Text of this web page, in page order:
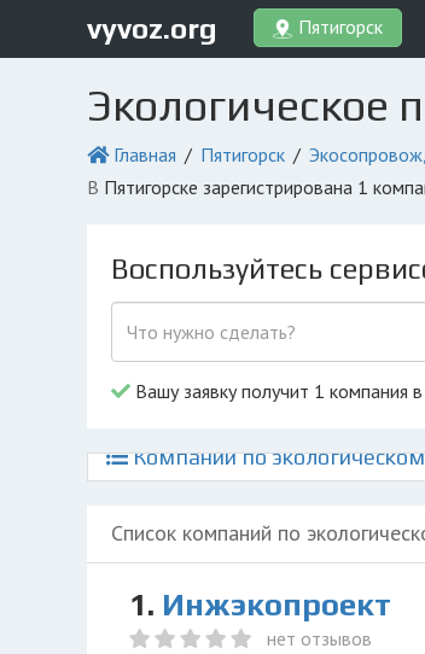
vyvoz.org Пятигорск
Экологическое
Главная Пятигорск
в Пятигорске зарегистрирована 1
Воспользуйтесь
Вашу заявку получит 1 компания
Компании по
Список компаний по
1. Инжэкопроект
нет отзывов